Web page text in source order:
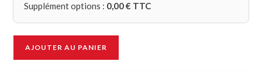
Supplément options : 0,00€ TTC
AJOUTER AU PANIER